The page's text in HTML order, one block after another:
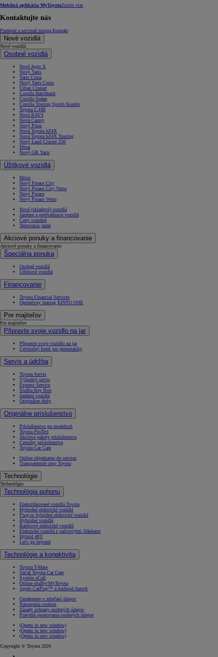
Mobilná aplikácia MyToyotaZistite viac
Kontaktujte nás
Predajné a servisné miesta Kontakt
Nové vozidlá
Nové vozidlá
Osobné vozidlá
Nové Aygo X
Nový Yaris
Yaris Cross
Nový Yaris Cross
Urban Cruiser
Corolla Hatchback
Corolla Sedan
Corolla Touring Sports Kombi
Toyota C-HR
Nová RAV4
Nová Camry
Nový Prius
Nová Toyota bZ4X
Nová Toyota bZ4X Touring
Nový Land Cruiser 250
Mirai
Nový GR Yaris
Úžitkové vozidlá
Hilux
Nový Proace City
Nový Proace City Verso
Nový Proace
Nový Proace Verso
Nové (skladové) vozidlá
Jazdené a predvádzacie vozidlá
Ceny vozidiel
Testovacia jazda
Akciové ponuky a financovanie
Akciové ponuky a financovanie
Špeciálna ponuka
Osobné vozidlá
Úžitkové vozidlá
Financovanie
Toyota Financial Services
Operatívny leasing KINTO ONE
Pre majiteľov
Pre majiteľov
Připravte svoje vozidlo na jar
Připravte svoje vozidlo na jar
Celoročný hotel pre pneumatiky
Servis a údržba
Toyota Servis
Výhodný servis
Express Service
Služba Key Box
Jazdené vozidlá
Originálne diely
Originálne príslušenstvo
Príslušenstvo po modeloch
Toyota ProTect
Akciové pakety príslušenstva
Cenníky príslušenstva
Toyota Car Care
Online objednanie do servisu
Transparentné ceny Toyota
Technológie
Technológie
Technológia pohonu
Elektrifikované vozidlá Toyota
Hybridné elektrické vozidlá
Plug-in hybridné elektrické vozidlá
Hybridné vozidlá
Batériové elektrické vozidlá
Elektrické vozidlá s palivovými článkami
Hybrid 48V
Let's go beyond
Technológie a konektivita
Toyota T-Mate
Súťaž Toyota Car Care
Systém eCall
Online služby/MyToyota
Apple CarPlay™ a Android Auto®
Oznámenie o zdieľaní údajov
Nastavenia cookies
Zásady ochrany osobných údajov
Pravidlá spracovania osobných údajov
(Opens in new window)
(Opens in new window)
(Opens in new window)
Copyright © Toyota 2026